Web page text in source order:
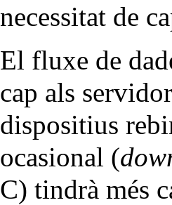
necessitat de
El fluxe de
cap als
dispositius
ocasional (
C) tindrà més